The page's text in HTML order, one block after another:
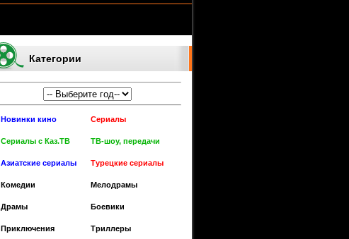
Категории
Новинки кино Сериалы
Сериалы с Каз.ТВ ТВ-шоу, передачи
Азиатские сериалы Турецкие сериалы
Комедии Мелодрамы
Драмы Боевики
Приключения Триллеры